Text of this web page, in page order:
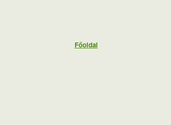
Főoldal